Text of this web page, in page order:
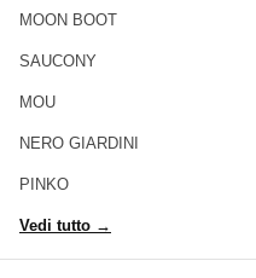
MOON BOOT
SAUCONY
MOU
NERO GIARDINI
PINKO
Vedi tutto →